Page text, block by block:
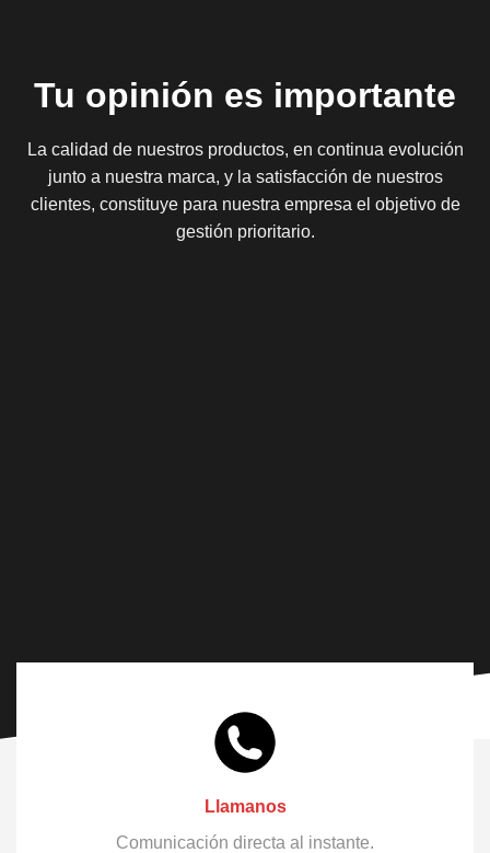
Tu opinión es importante
La calidad de nuestros productos, en continua evolución
junto a nuestra marca, y la satisfacción de nuestros
clientes, constituye para nuestra empresa el objetivo de
gestión prioritario.
Llamanos
Comunicación directa al instante.